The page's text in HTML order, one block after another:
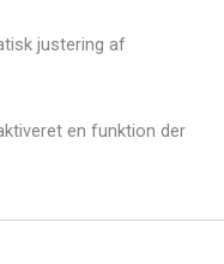
justering af
en funktion der